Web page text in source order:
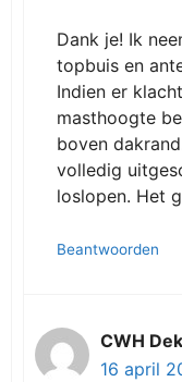
Dank je! Ik
topbuis en
Indien er
masthoogte
boven
volledig
loslopen. Het
Beantwoorden
CWH
16 april